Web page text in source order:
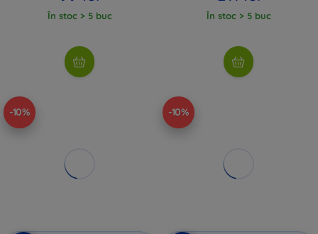
În stoc > 5 buc În stoc > 5 buc
-10% -10%